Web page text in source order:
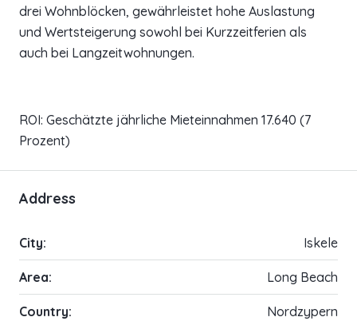
drei Wohnblöcken, gewährleistet hohe Auslastung
und Wertsteigerung sowohl bei Kurzzeitferien als
auch bei Langzeitwohnungen.
ROI: Geschätzte jährliche Mieteinnahmen 17.640 (7
Prozent)
Address
City: Iskele
Area: Long Beach
Country: Nordzypern